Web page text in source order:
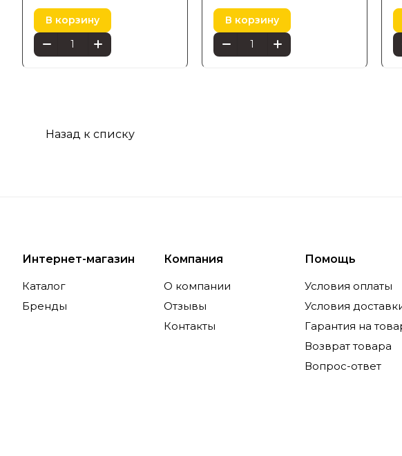
В корзину В корзину
Назад к списку
Интернет-магазин
Каталог
Бренды
Компания
О компании
Отзывы
Контакты
Помощь
Условия оплаты
Условия
Гарантия на
Возврат товара
Вопрос-ответ